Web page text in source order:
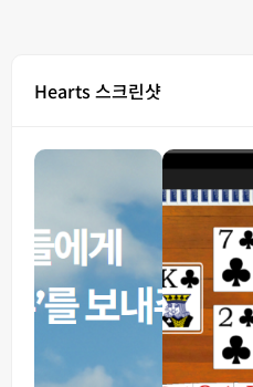
Hearts 스크린샷